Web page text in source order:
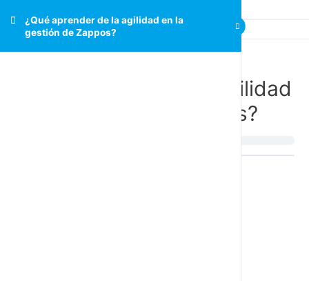
¿Qué aprender de la agilidad en la
gestión de Zappos?
¿Qué aprender de la agilidad
en la gestión de Zappos?